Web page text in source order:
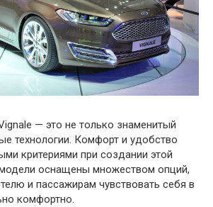
— это не только знаменитый
технологии. Комфорт и удобство
критериями при создании этой
оснащены множеством опций,
и пассажирам чувствовать себя в
комфортно.